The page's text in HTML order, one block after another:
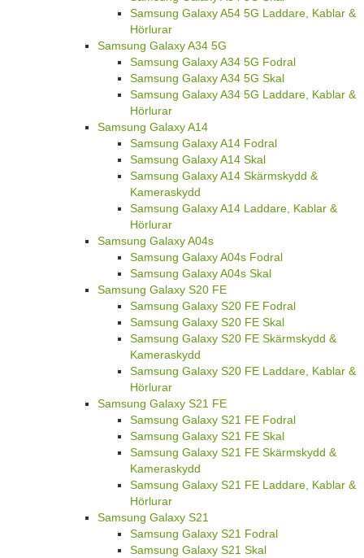
Samsung Galaxy A54 5G Laddare, Kablar &
Hörlurar
Samsung Galaxy A34 5G
Samsung Galaxy A34 5G Fodral
Samsung Galaxy A34 5G Skal
Samsung Galaxy A34 5G Laddare, Kablar &
Hörlurar
Samsung Galaxy A14
Samsung Galaxy A14 Fodral
Samsung Galaxy A14 Skal
Samsung Galaxy A14 Skärmskydd &
Kameraskydd
Samsung Galaxy A14 Laddare, Kablar &
Hörlurar
Samsung Galaxy A04s
Samsung Galaxy A04s Fodral
Samsung Galaxy A04s Skal
Samsung Galaxy S20 FE
Samsung Galaxy S20 FE Fodral
Samsung Galaxy S20 FE Skal
Samsung Galaxy S20 FE Skärmskydd &
Kameraskydd
Samsung Galaxy S20 FE Laddare, Kablar &
Hörlurar
Samsung Galaxy S21 FE
Samsung Galaxy S21 FE Fodral
Samsung Galaxy S21 FE Skal
Samsung Galaxy S21 FE Skärmskydd &
Kameraskydd
Samsung Galaxy S21 FE Laddare, Kablar &
Hörlurar
Samsung Galaxy S21
Samsung Galaxy S21 Fodral
Samsung Galaxy S21 Skal